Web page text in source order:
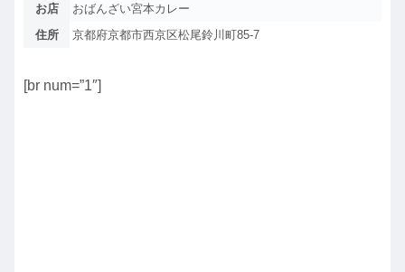
お店
おばんざい宮本カレー
住所
京都府京都市西京区松尾鈴川町85-7
[br num=”1″]